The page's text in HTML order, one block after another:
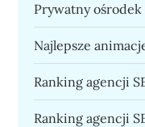
Prywatny
Najlepsze
Ranking agencji
Ranking agencji